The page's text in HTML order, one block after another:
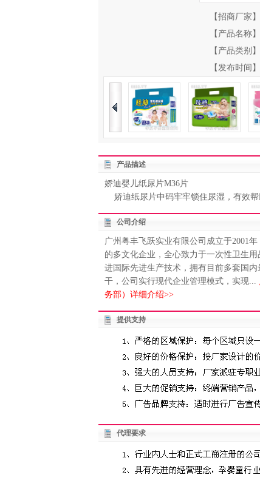
【招商厂家】
【产品名称】
【产品类别】
【发布时间
产品描述
娇迪婴儿纸尿片M36片
娇迪纸尿片中码牢牢锁住尿湿，有效帮
公司介绍
广州粤丰飞跃实业有限公司成立于2001
的多文化企业，全心致力于一次性卫生
进国际先进生产技术，拥有目前多套国
干，公司实行现代企业管理模式，实现...
务部）详细介绍>>
提供支持
代理要求